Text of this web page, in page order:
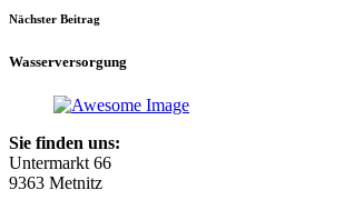
Nächster Beitrag
Wasserversorgung
Sie finden uns:
Untermarkt 66
9363 Metnitz